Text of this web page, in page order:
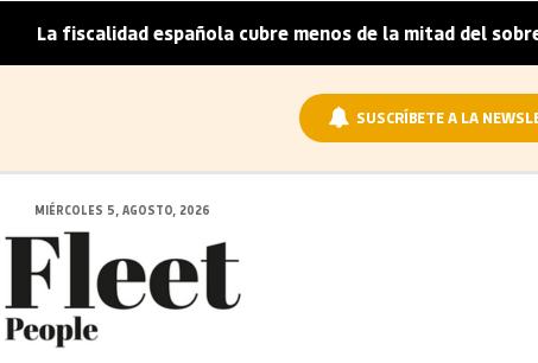
La fiscalidad española cubre menos de la mitad del
SUSCRÍBETE A LA
MIÉRCOLES 5, AGOSTO, 2026